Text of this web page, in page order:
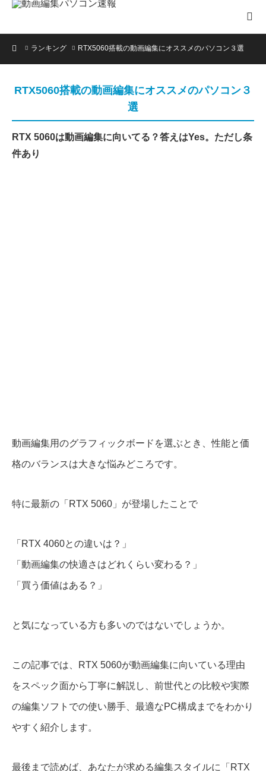
ホームランキング RTX5060搭載の動画編集にオススメのパソコン３選
RTX5060搭載の動画編集にオススメのパソコン３
選
RTX 5060は動画編集に向いてる？答えはYes。ただし条
件あり
動画編集用のグラフィックボードを選ぶとき、性能と価
格のバランスは大きな悩みどころです。
特に最新の「RTX 5060」が登場したことで
「RTX 4060との違いは？」
「動画編集の快適さはどれくらい変わる？」
「買う価値はある？」
と気になっている方も多いのではないでしょうか。
この記事では、RTX 5060が動画編集に向いている理由
をスペック面から丁寧に解説し、前世代との比較や実際
の編集ソフトでの使い勝手、最適なPC構成までをわかり
やすく紹介します。
最後まで読めば、あなたが求める編集スタイルに「RTX